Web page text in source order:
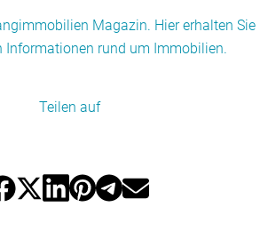
Magazin. Hier erhalten Sie
Informationen rund um Immobilien.
Teilen auf